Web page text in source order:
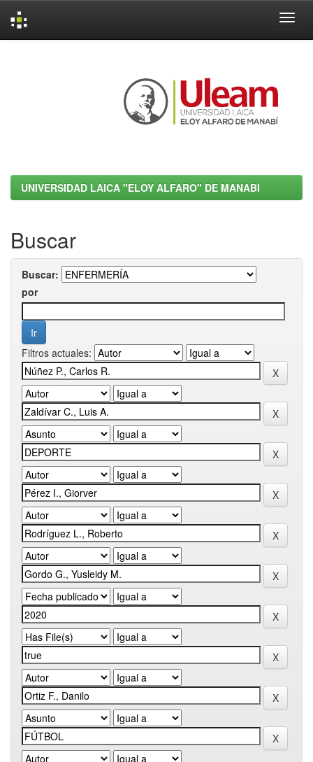
UNIVERSIDAD LAICA "ELOY ALFARO" DE MANABI
Buscar
Buscar:
por
Filtros actuales: